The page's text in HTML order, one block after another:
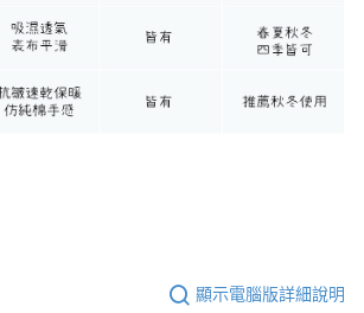
顯示電腦版詳細說明